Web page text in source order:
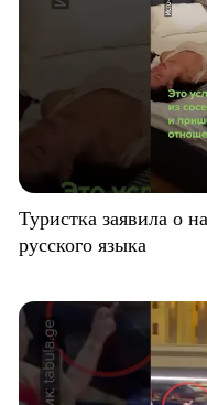
Туристка заявила о
русского языка